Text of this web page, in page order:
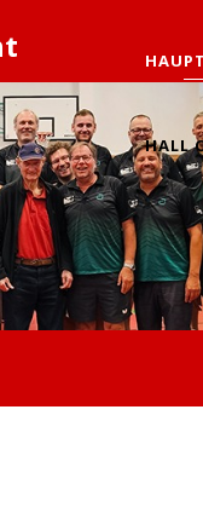
HALL